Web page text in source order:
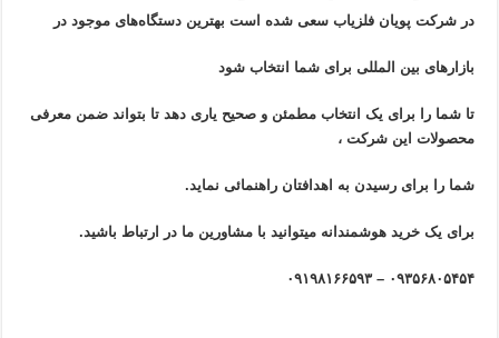
در شرکت پویان فلزیاب سعی شده است بهترین دستگاه‌های موجود در
بازار‌های بین المللی برای شما انتخاب شود
تا شما را برای یک انتخاب مطمئن و صحیح یاری دهد تا بتواند ضمن معرفی
محصولات این شرکت ،
شما را برای رسیدن به اهدافتان راهنمائی نماید.
برای یک خرید هوشمندانه میتوانید با مشاورین ما در ارتباط باشید.
۰۹۳۵۶۸۰۵۴۵۴ – ۰۹۱۹۸۱۶۶۵۹۳